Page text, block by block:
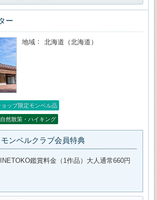
ー
地域 北海道（北海道）
ョップ限定モンベル品
自然散策・ハイキング
モンベルクラブ会員特典
鑑賞料金（1作品）大人通常660円